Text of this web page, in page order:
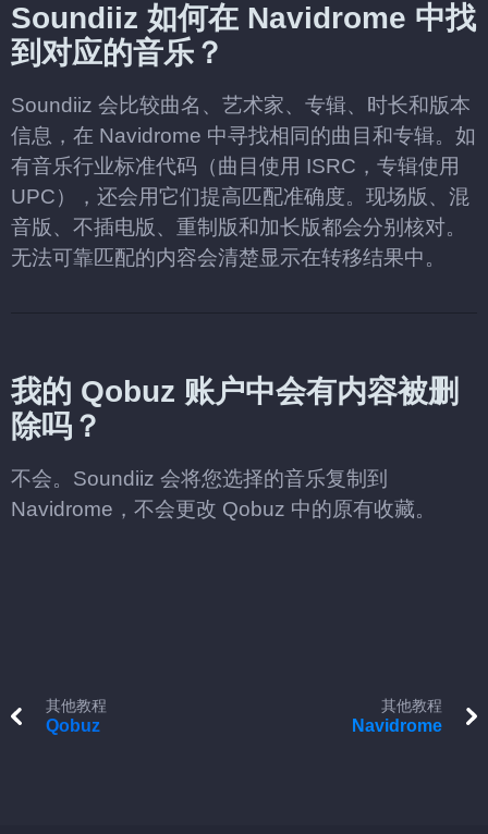
Soundiiz 如何在 Navidrome 中找
到对应的音乐？
Soundiiz 会比较曲名、艺术家、专辑、时长和版本
信息，在 Navidrome 中寻找相同的曲目和专辑。如
有音乐行业标准代码（曲目使用 ISRC，专辑使用
UPC），还会用它们提高匹配准确度。现场版、混
音版、不插电版、重制版和加长版都会分别核对。
无法可靠匹配的内容会清楚显示在转移结果中。
我的 Qobuz 账户中会有内容被删
除吗？
不会。Soundiiz 会将您选择的音乐复制到
Navidrome，不会更改 Qobuz 中的原有收藏。
其他教程
Qobuz
其他教程
Navidrome